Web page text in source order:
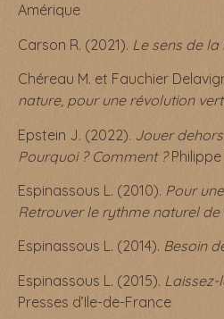
Amérique
Carson R. (2021). Le sens de la
Chéreau M. et Fauchier
nature, pour une révolution
Epstein J. (2022). Jouer dehors
Pourquoi ? Comment ?Philippe
Espinassous L. (2010). Pour
Retrouver le rythme naturel de
Espinassous L. (2014). Besoin
Espinassous L. (2015).
Presses d’Ile-de-France